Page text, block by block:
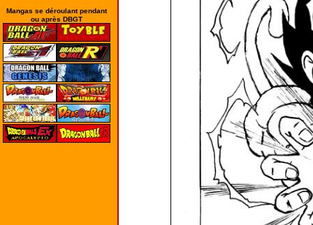
Mangas se déroulant pendant
ou après DBGT